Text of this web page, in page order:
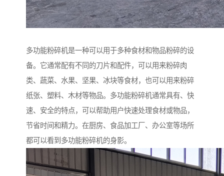
多功能粉碎机是一种可以用于多种食材和物品粉碎的设
备。它通常配有不同的刀片和配件，可以用来粉碎肉
类、蔬菜、水果、坚果、冰块等食材，也可以用来粉碎
纸张、塑料、木材等物品。多功能粉碎机通常具有、快
速、安全的特点，可以帮助用户快速处理食材或物品，
节省时间和精力。在厨房、食品加工厂、办公室等场所
都可以看到多功能粉碎机的身影。